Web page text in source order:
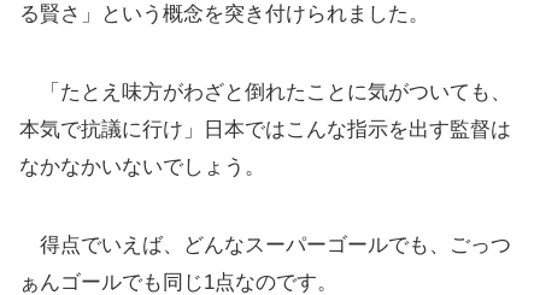
る賢さ」という概念を突き付けられました。
「たとえ味方がわざと倒れたことに気がついても、
本気で抗議に行け」日本ではこんな指示を出す監督は
なかなかいないでしょう。
得点でいえば、どんなスーパーゴールでも、ごっつ
ぁんゴールでも同じ1点なのです。